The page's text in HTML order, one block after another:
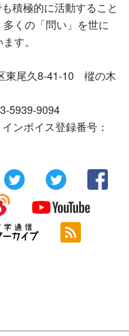
積極的に活動すること
くの「問い」を世に
す。
東尾久8-41-10 樅の木
5939-9094
ンボイス登録番号：